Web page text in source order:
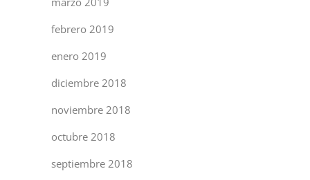
febrero 2019
enero 2019
diciembre 2018
noviembre 2018
octubre 2018
septiembre 2018